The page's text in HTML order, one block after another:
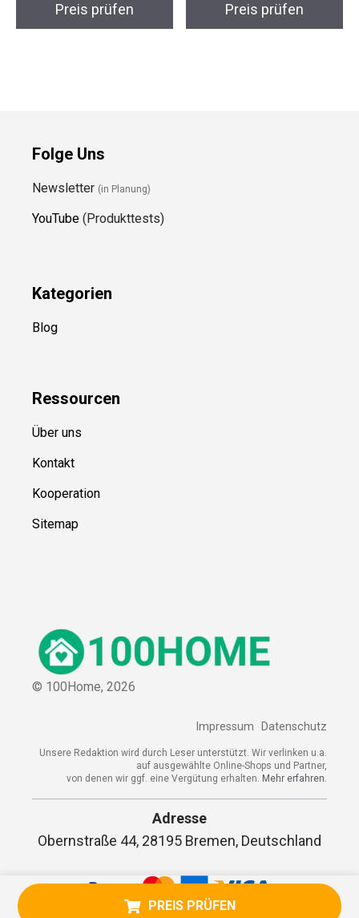
Preis prüfen Preis prüfen
PREIS PRÜFEN
Folge Uns
Newsletter (in Planung)
YouTube (Produkttests)
Kategorien
Blog
Ressourcen
Über uns
Kontakt
Kooperation
Sitemap
© 100Home, 2026
Impressum Datenschutz
Unsere Redaktion wird durch Leser unterstützt. Wir verlinken u.a.
auf ausgewählte Online-Shops und Partner,
von denen wir ggf. eine Vergütung erhalten. Mehr erfahren.
Adresse
Obernstraße 44, 28195 Bremen, Deutschland